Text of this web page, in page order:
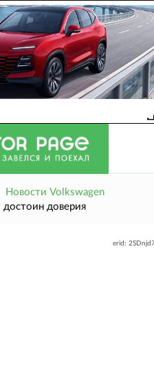
Новости Volkswagen
достоин доверия
erid: